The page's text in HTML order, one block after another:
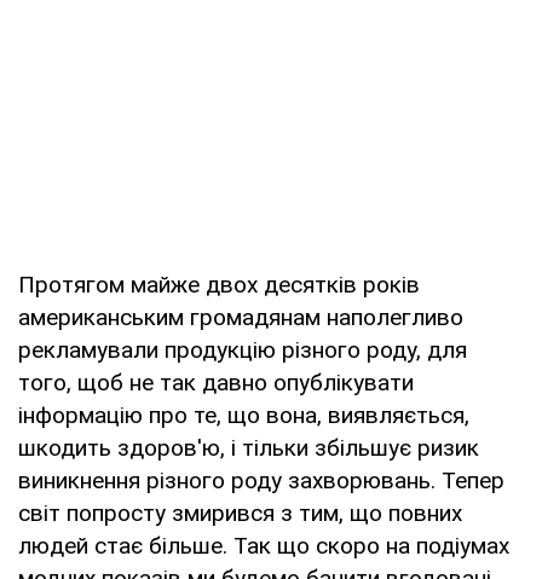
Протягом майже двох десятків років
американським громадянам наполегливо
рекламували продукцію різного роду, для
того, щоб не так давно опублікувати
інформацію про те, що вона, виявляється,
шкодить здоров'ю, і тільки збільшує ризик
виникнення різного роду захворювань. Тепер
світ попросту змирився з тим, що повних
людей стає більше. Так що скоро на подіумах